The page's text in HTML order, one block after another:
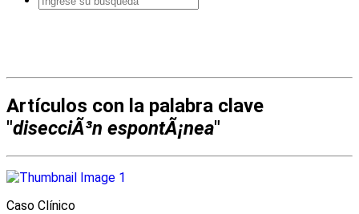
Artículos con la palabra clave
"disecciÃ³n espontÃ¡nea"
Caso Clínico